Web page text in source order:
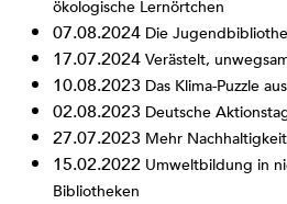
ökologische Lernörtchen
07.08.2024 Die
17.07.2024Verästelt,
10.08.2023 Das Klima-Puzzle
02.08.2023 Deutsche
27.07.2023 Mehr
15.02.2022 Umweltbildung in
Bibliotheken